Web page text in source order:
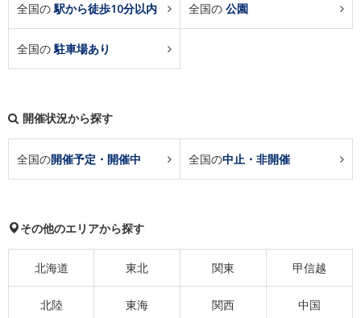
全国の駅から徒歩10分以内 全国の 公園
全国の駐車場あり
開催状況から探す
全国の開催予定・開催中 全国の中止・非開催
その他のエリアから探す
北海道 東北 関東 甲信越
北陸 東海 関西 中国